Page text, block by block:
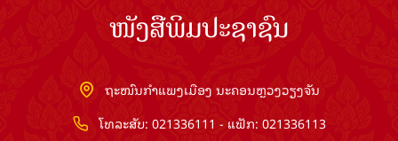
ໜັງສືພິມປະຊາຊົນ
ຖະໜົນກຳແພງເມືອງ ນະຄອນຫຼວງວຽງຈັນ
ໂທລະສັບ: 021336111 - ແຟັກ: 021336113